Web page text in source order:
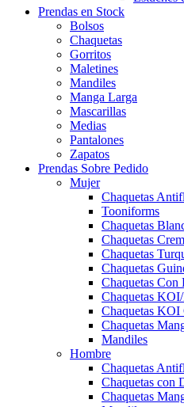
Prendas en Stock
Bolsos
Chaquetas
Gorritos
Maletines
Mandiles
Manga Larga
Mascarillas
Medias
Pantalones
Zapatos
Prendas Sobre Pedido
Mujer
Chaquetas
Tooniforms
Chaquetas
Chaquetas
Chaquetas
Chaquetas
Chaquetas Con
Chaquetas
Chaquetas KOI
Chaquetas
Mandiles
Hombre
Chaquetas
Chaquetas con
Chaquetas